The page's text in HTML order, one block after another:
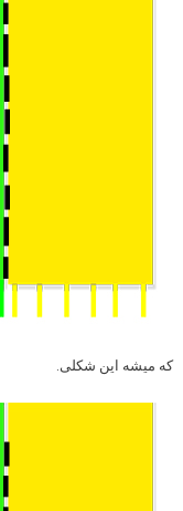
که میشه این شکلی.